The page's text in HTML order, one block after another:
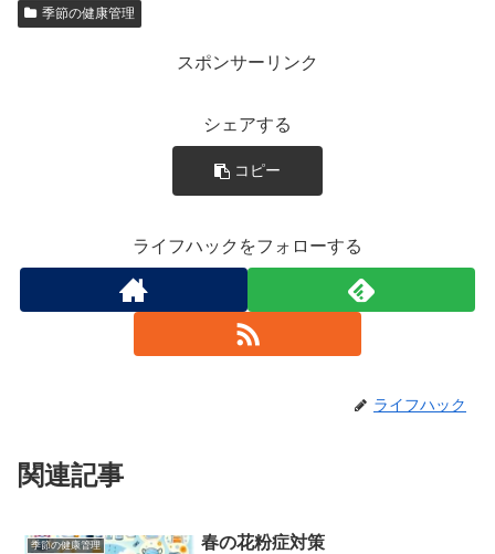
季節の健康管理
スポンサーリンク
シェアする
コピー
ライフハックをフォローする
ライフハック
関連記事
季節の健康管理 春の花粉症対策